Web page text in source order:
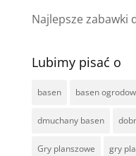
Najlepsze zabawki
Lubimy pisać o
basen basen
dmuchany basen
Gry planszowe gry